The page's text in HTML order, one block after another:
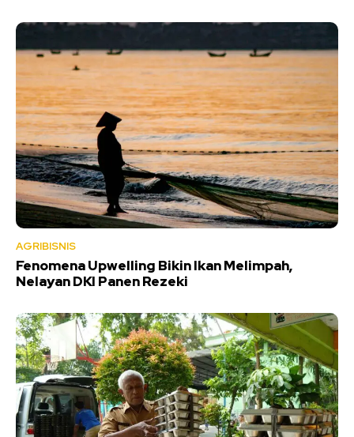
AGRIBISNIS
Fenomena Upwelling Bikin Ikan Melimpah,
Nelayan DKI Panen Rezeki